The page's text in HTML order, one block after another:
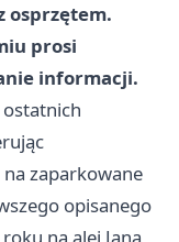
osprzętem.
prosi
informacji.
ostatnich
zaparkowane
opisanego